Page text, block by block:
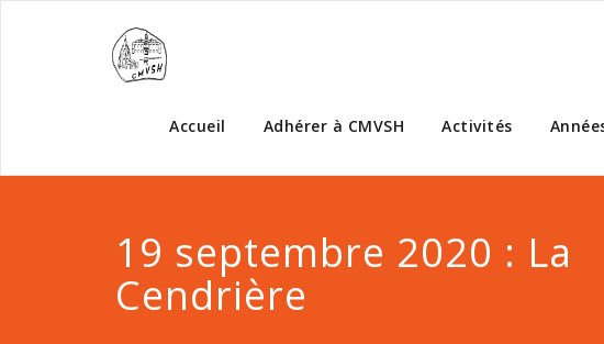
Accueil Adhérer à CMVSH Activités
19 septembre 2020 : La
Cendrière